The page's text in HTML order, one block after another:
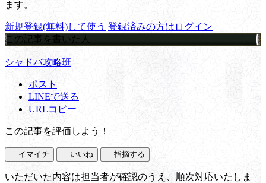
ます。
新規登録(無料)して使う 登録済みの方はログイン
この記事を書いた人
シャドバ攻略班
ポスト
LINEで送る
URLコピー
この記事を評価しよう！
イマイチ いいね 指摘する
いただいた内容は担当者が確認のうえ、順次対応いたしま